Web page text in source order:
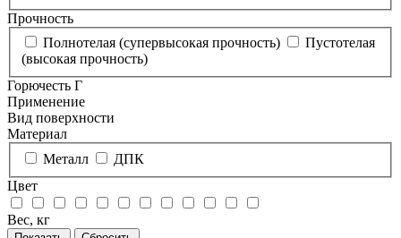
Прочность
Полнотелая (супервысокая прочность)
Пустотелая
(высокая прочность)
Горючесть Г
Применение
Вид поверхности
Материал
Металл
ДПК
Цвет
Вес, кг